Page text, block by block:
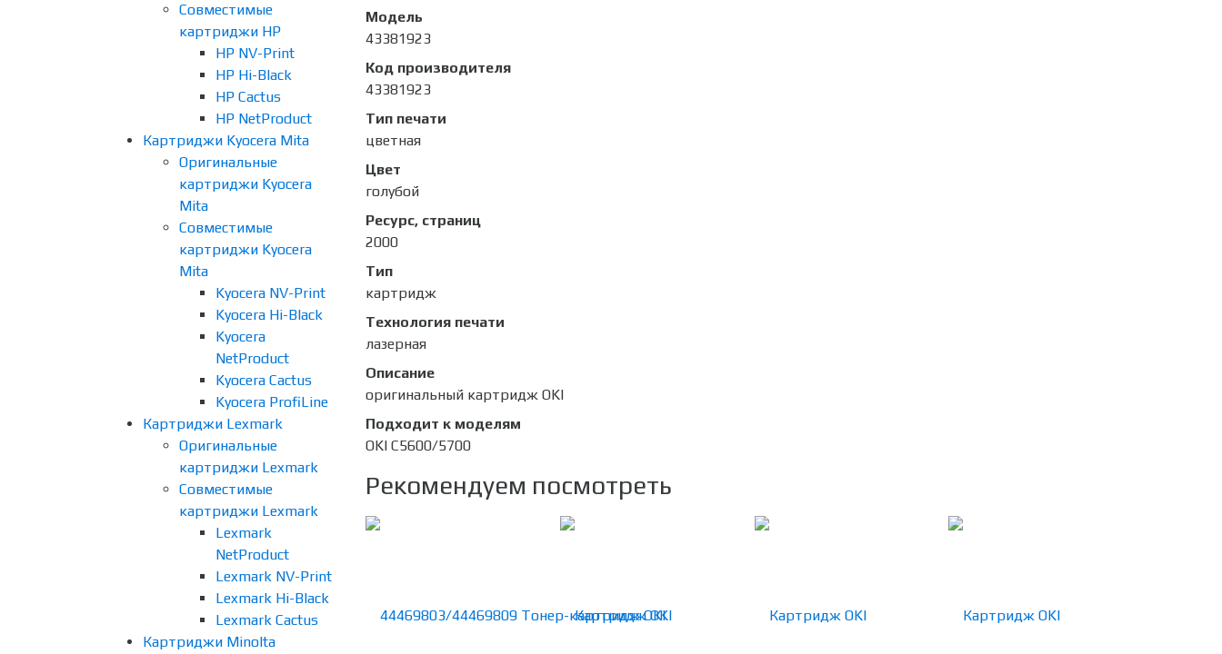
Совместимые
картриджи HP
HP NV-Print
HP Hi-Black
HP Cactus
HP NetProduct
Картриджи Kyocera Mita
Оригинальные
картриджи Kyocera
Mita
Совместимые
картриджи Kyocera
Mita
Kyocera NV-Print
Kyocera Hi-Black
Kyocera
NetProduct
Kyocera Cactus
Kyocera ProfiLine
Картриджи Lexmark
Оригинальные
картриджи Lexmark
Совместимые
картриджи Lexmark
Lexmark
NetProduct
Lexmark NV-Print
Lexmark Hi-Black
Lexmark Cactus
Картриджи Minolta
Модель
43381923
Код производителя
43381923
Тип печати
цветная
Цвет
голубой
Ресурс, страниц
2000
Тип
картридж
Технология печати
лазерная
Описание
оригинальный картридж OKI
Подходит к моделям
OKI C5600/5700
Рекомендуем посмотреть